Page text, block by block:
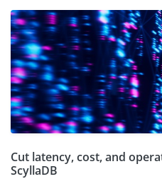
Cut latency, cost, and
ScyllaDB